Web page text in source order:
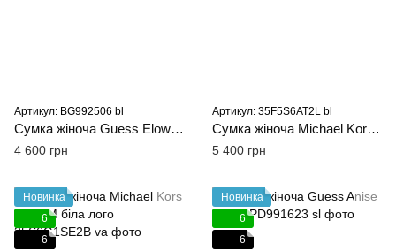
Артикул: BG992506 bl
Сумка жіноча Guess Elowen чорна
4 600 грн
Артикул: 35F5S6AT2L bl
Сумка жіноча Michael Kors Marilyn M чорна шкіряна
5 400 грн
Новинка
6
6
Новинка
6
6